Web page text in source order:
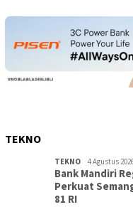
TEKNO
TEKNO 4 Agustus
Bank Mandiri
Perkuat
81 RI